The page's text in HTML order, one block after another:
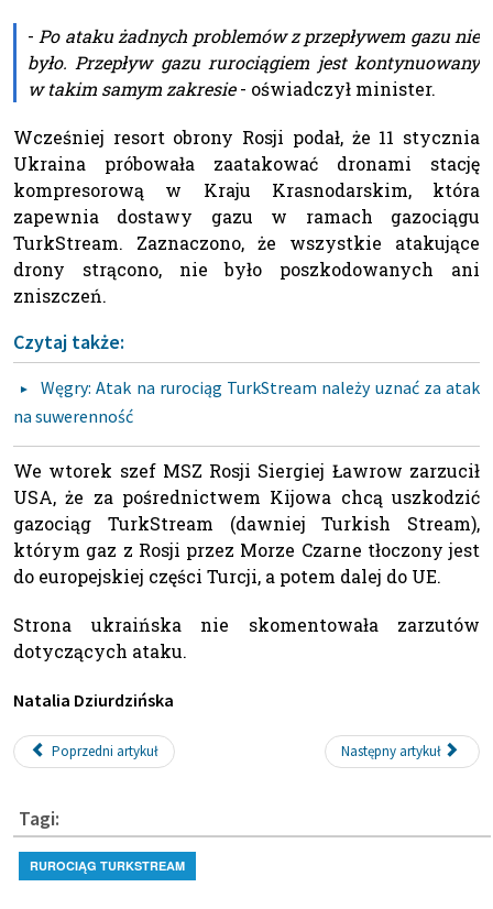
- Po ataku żadnych problemów z przepływem gazu nie
było. Przepływ gazu rurociągiem jest kontynuowany
w takim samym zakresie- oświadczył minister.
Wcześniej resort obrony Rosji podał, że 11 stycznia
Ukraina próbowała zaatakować dronami stację
kompresorową w Kraju Krasnodarskim, która
zapewnia dostawy gazu w ramach gazociągu
TurkStream. Zaznaczono, że wszystkie atakujące
drony strącono, nie było poszkodowanych ani
zniszczeń.
Czytaj także:
Węgry: Atak na rurociąg TurkStream należy uznać za atak
na suwerenność
We wtorek szef MSZ Rosji Siergiej Ławrow zarzucił
USA, że za pośrednictwem Kijowa chcą uszkodzić
gazociąg TurkStream (dawniej Turkish Stream),
którym gaz z Rosji przez Morze Czarne tłoczony jest
do europejskiej części Turcji, a potem dalej do UE.
Strona ukraińska nie skomentowała zarzutów
dotyczących ataku.
Natalia Dziurdzińska
Poprzedni artykuł Następny artykuł
Tagi:
RUROCIĄG TURKSTREAM